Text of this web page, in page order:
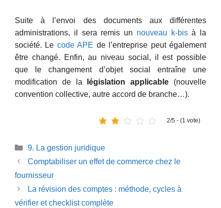
Suite à l’envoi des documents aux différentes
administrations, il sera remis un nouveau k-bisà la
société. Le code APE de l’entreprise peut également
être changé. Enfin, au niveau social, il est possible
que le changement d’objet social entraîne une
modification de lalégislation applicable (nouvelle
convention collective, autre accord de branche…).
2/5 - (1 vote)
Catégories
9. La gestion juridique
Comptabiliser un effet de commerce chez le
fournisseur
La révision des comptes : méthode, cycles à
vérifier et checklist complète